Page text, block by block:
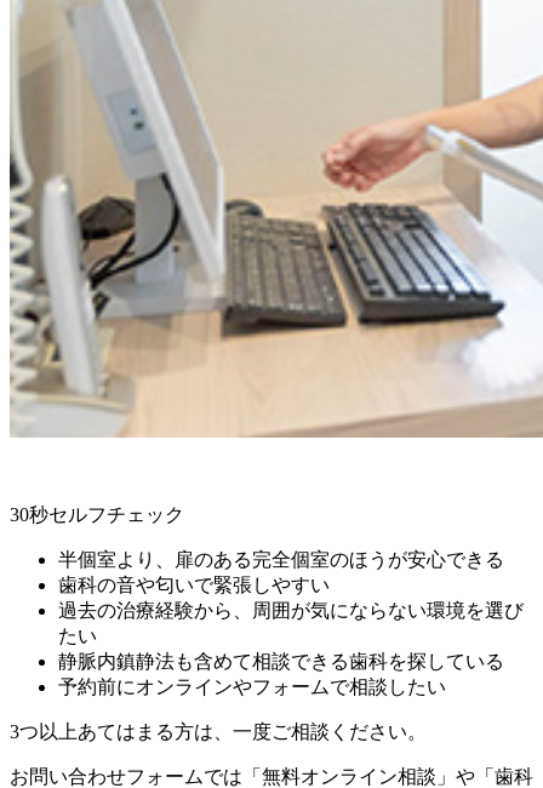
30秒セルフチェック
半個室より、扉のある完全個室のほうが安心できる
歯科の音や匂いで緊張しやすい
過去の治療経験から、周囲が気にならない環境を選び
たい
静脈内鎮静法も含めて相談できる歯科を探している
予約前にオンラインやフォームで相談したい
3つ以上あてはまる方は、一度ご相談ください。
お問い合わせフォームでは「無料オンライン相談」や「歯科